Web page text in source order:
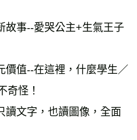
故事--愛哭公主+生氣王子
價值--在這裡，什麼學生／
奇怪！
讀文字，也讀圖像，全面